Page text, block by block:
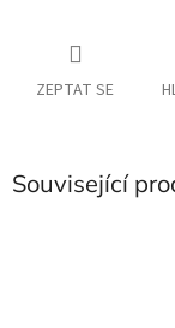
ZEPTAT SE
Související